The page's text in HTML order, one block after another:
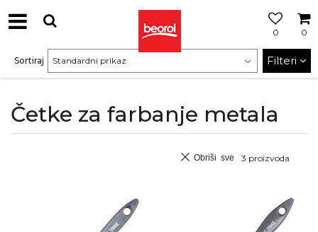
0
0
Četke za farbanje metala
Sortiraj Filteri
3 proizvoda
Obriši sve